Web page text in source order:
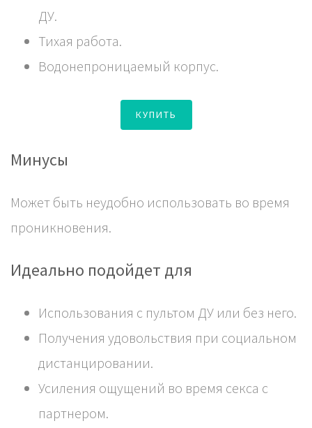
ДУ.
Тихая работа.
Водонепроницаемый корпус.
КУПИТЬ
Минусы
Может быть неудобно использовать во время
проникновения.
Идеально подойдет для
Использования с пультом ДУ или без него.
Получения удовольствия при социальном
дистанцировании.
Усиления ощущений во время секса с
партнером.